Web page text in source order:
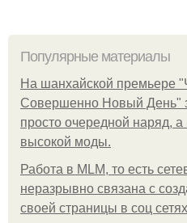
Популярные материалы
На шанхайской премьере
Совершенно Новый День"
просто очередной наряд,
высокой моды.
Работа в MLM, то есть
неразрывно связана с
своей страницы в соц